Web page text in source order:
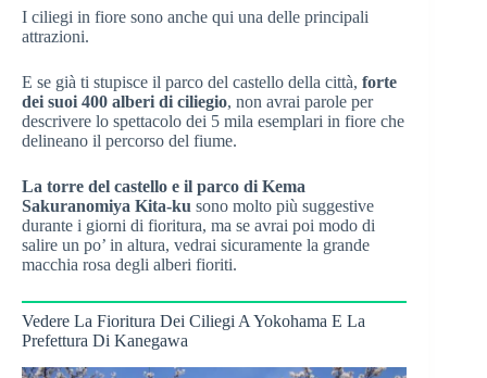
I ciliegi in fiore sono anche qui una delle principali
attrazioni.
E se già ti stupisce il parco del castello della città, forte
dei suoi 400 alberi di ciliegio, non avrai parole per
descrivere lo spettacolo dei 5 mila esemplari in fiore che
delineano il percorso del fiume.
La torre del castello e il parco di Kema
Sakuranomiya Kita-ku sono molto più suggestive
durante i giorni di fioritura, ma se avrai poi modo di
salire un po’ in altura, vedrai sicuramente la grande
macchia rosa degli alberi fioriti.
Vedere La Fioritura Dei Ciliegi A Yokohama E La
Prefettura Di Kanegawa